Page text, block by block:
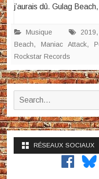
j’aurais dû. Gulag
Musique 2019
Beach,Maniac Attack,
Rockstar Records
Search
RÉSEAUX SOCIAUX